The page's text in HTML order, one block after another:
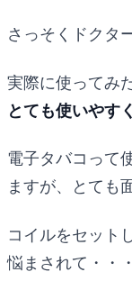
さっそくドクタ
実際に使ってみ
とても使いやす
電子タバコって
ますが、とても
コイルをセット
悩まされて・・・